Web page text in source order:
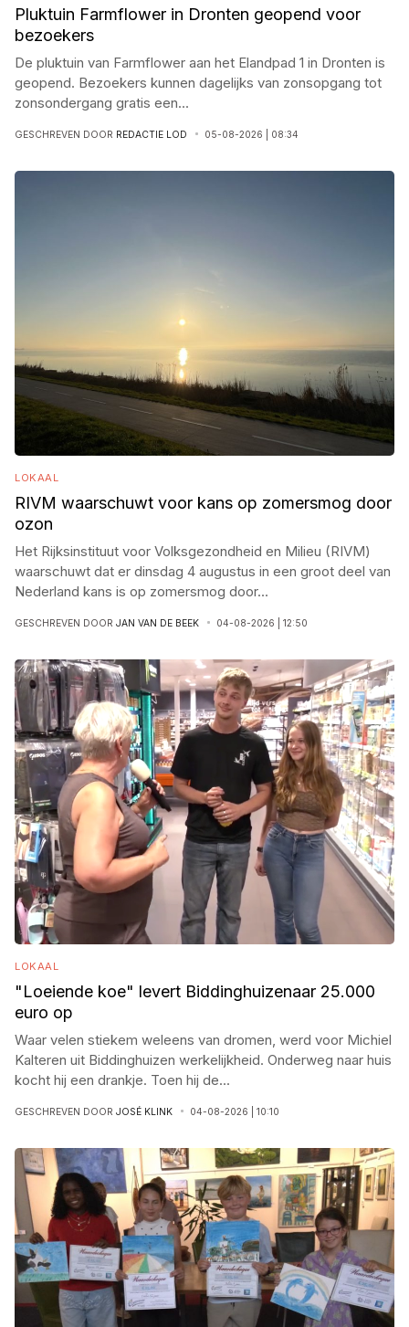
Pluktuin Farmflower in Dronten geopend voor
bezoekers
De pluktuin van Farmflower aan het Elandpad 1 in Dronten is
geopend. Bezoekers kunnen dagelijks van zonsopgang tot
zonsondergang gratis een...
GESCHREVEN DOOR REDACTIE LOD 05-08-2026 | 08:34
LOKAAL
RIVM waarschuwt voor kans op zomersmog door
ozon
Het Rijksinstituut voor Volksgezondheid en Milieu (RIVM)
waarschuwt dat er dinsdag 4 augustus in een groot deel van
Nederland kans is op zomersmog door...
GESCHREVEN DOOR JAN VAN DE BEEK 04-08-2026 | 12:50
LOKAAL
"Loeiende koe" levert Biddinghuizenaar 25.000
euro op
Waar velen stiekem weleens van dromen, werd voor Michiel
Kalteren uit Biddinghuizen werkelijkheid. Onderweg naar huis
kocht hij een drankje. Toen hij de...
GESCHREVEN DOOR JOSÉ KLINK 04-08-2026 | 10:10